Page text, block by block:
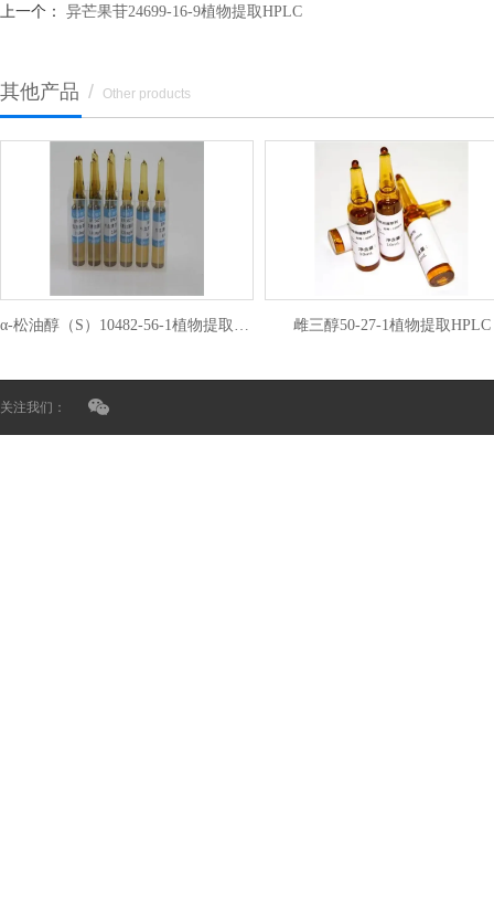
上一个： 异芒果苷24699-16-9植物提取HPLC
其他产品 / Other products
α-松油醇（S）10482-56-1植物提取HPLC 雌三醇50-27-1植物提取HPLC
关注我们：